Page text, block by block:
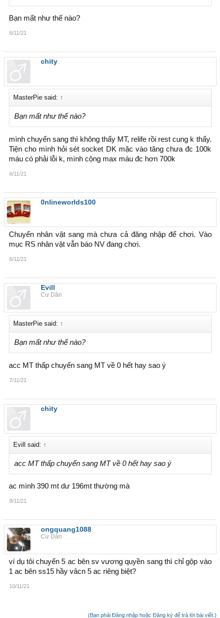
Bạn mất như thế nào?
6/11/21
chity
MasterPie said: ↑
Bạn mất như thế nào?
mình chuyển sang thì không thấy MT, relife rồi rest cung k thấy.
Tiện cho mình hỏi sét socket DK mặc vào tăng chưa đc 100k
máu có phải lỗi k, mình cộng max máu đc hơn 700k
6/11/21
0nlineworlds100
Chuyển nhân vật sang mà chưa cả đăng nhập để chơi. Vào
mục RS nhân vật vẫn báo NV đang chơi.
6/11/21
Evill
Cư Dân
MasterPie said: ↑
Bạn mất như thế nào?
acc MT thấp chuyển sang MT về 0 hết hay sao ý
7/11/21
chity
Evill said: ↑
acc MT thấp chuyển sang MT về 0 hết hay sao ý
ac mình 390 mt dư 196mt thường mà
8/11/21
ongquang1088
Cư Dân
ví dụ tôi chuyển 5 ac bên sv vương quyền sang thì chỉ gộp vào
1 ac bên ss15 hầy vâcn 5 ac riêng biệt?
10/11/21
(Bạn phải Đăng nhập hoặc Đăng ký để trả lời bài viết.)